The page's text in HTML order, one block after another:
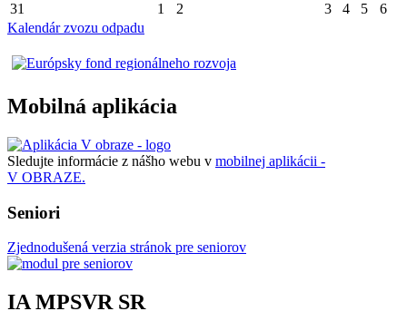
31 1 2 3 4 5
6
Kalendár zvozu odpadu
Mobilná aplikácia
Sledujte informácie z nášho webu v mobilnej aplikácii -
V OBRAZE.
Seniori
Zjednodušená verzia stránok pre seniorov
IA MPSVR SR